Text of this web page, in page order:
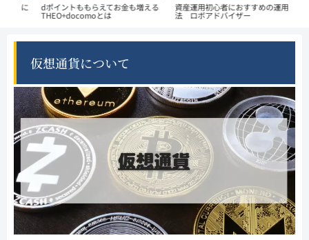
資産運用初心者におすすめの運用方
法 ロボアドバイザー
お小遣いの範囲で自分の好きな株が
買えるPayPay証券がおすすめ
仮想通貨について